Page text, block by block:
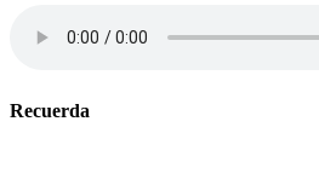
Recuerda